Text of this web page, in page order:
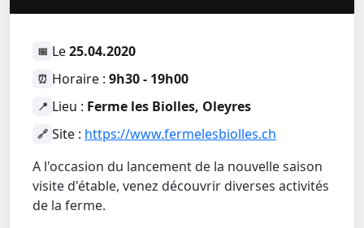
📅 Le25.04.2020
⏰ Horaire : 9h30 - 19h00
📍 Lieu : Ferme les Biolles, Oleyres
🔗 Site : https://www.fermelesbiolles.ch
A l'occasion du lancement de la nouvelle saison
visite d'étable, venez découvrir diverses activités
de la ferme.